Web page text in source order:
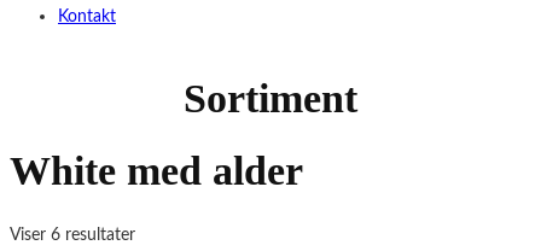
Kontakt
Sortiment
White med alder
Viser 6 resultater